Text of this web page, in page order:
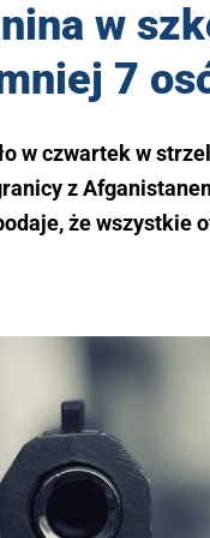
w
7
w czwartek w
z
że wszystkie